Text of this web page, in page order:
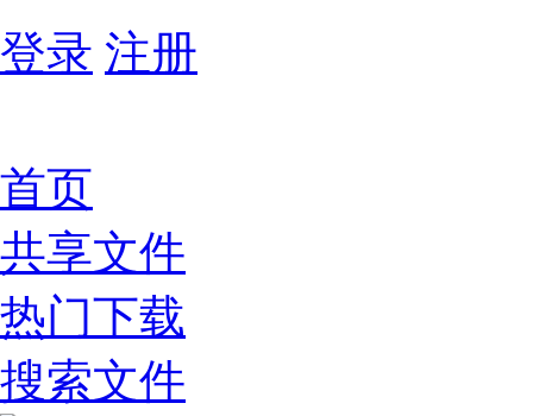
登录 注册
首页
共享文件
热门下载
搜索文件